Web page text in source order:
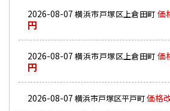
2026-08-07 横浜市戸塚区上倉田町 価
円
2026-08-07 横浜市戸塚区上倉田町 価
円
2026-08-07 横浜市戸塚区平戸町価格